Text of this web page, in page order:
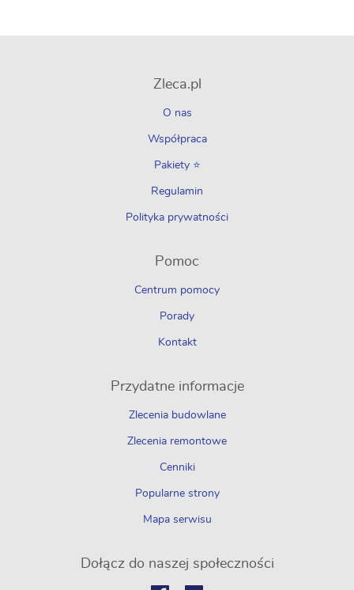
Zleca.pl
O nas
Współpraca
Pakiety ⭐
Regulamin
Polityka prywatności
Pomoc
Centrum pomocy
Porady
Kontakt
Przydatne informacje
Zlecenia budowlane
Zlecenia remontowe
Cenniki
Popularne strony
Mapa serwisu
Dołącz do naszej społeczności